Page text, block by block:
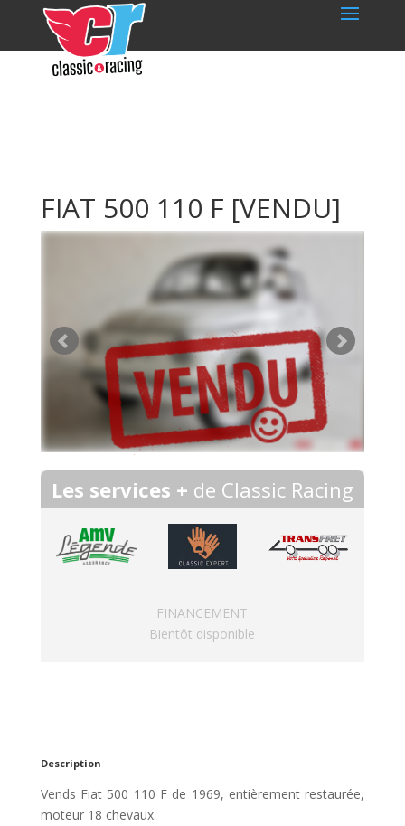
FIAT 500 110 F [VENDU]
Les services + de Classic Racing
FINANCEMENT
Bientôt disponible
Description
Vends Fiat 500 110 F de 1969, entièrement restaurée,
moteur 18 chevaux.